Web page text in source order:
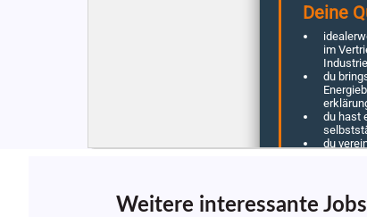
Weitere interessante Jobs